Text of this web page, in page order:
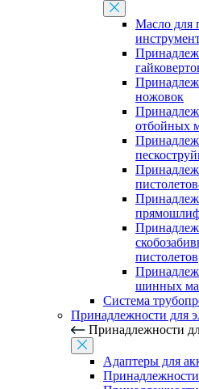
Масло для
ножовок
отбойных
пистолетов
шинных
Система
Принадлежности для
Принадлежности
Адаптеры для